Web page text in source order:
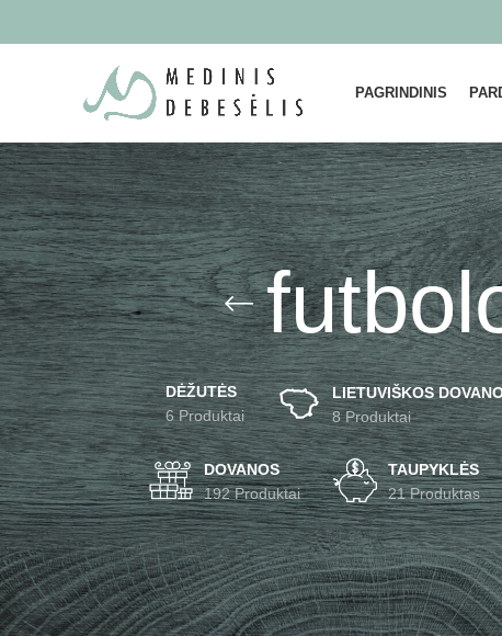
PAGRINDINIS
DĖŽUTĖS
6 Produktai
LIETUVIŠKOS
8 Produktai
DOVANOS
192 Produktai
TAUPYKLĖS
21 Produktas